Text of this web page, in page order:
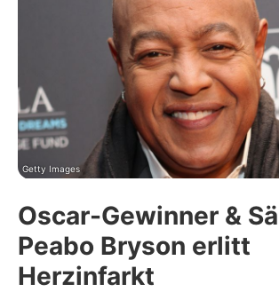
Stars
Filme & Serien
Lifestyle
Familie & Liebe
Promiflash Exklusiv
Alle Themen auf
Getty Images
Oscar-Gewinner &
Peabo Bryson erlitt
Herzinfarkt